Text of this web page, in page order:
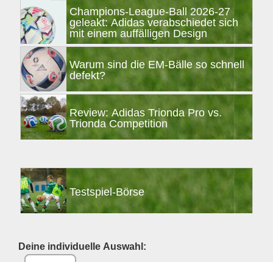
Champions-League-Ball 2026-27
geleakt: Adidas verabschiedet sich
mit einem auffälligen Design
Warum sind die EM-Bälle so schnell
defekt?
Review: Adidas Trionda Pro vs.
Trionda Competition
Testspiel-Börse
Deine individuelle Auswahl: